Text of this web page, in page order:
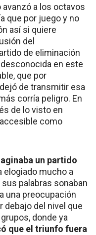
a los octavos
que por juego y no
así si quiere
del
de eliminación
en este
que por
de transmitir esa
corría peligro. En
de lo visto en
como
un partido
elogiado mucho a
palabras sonaban
una preocupación
debajo del nivel que
donde ya
que el triunfo fuera